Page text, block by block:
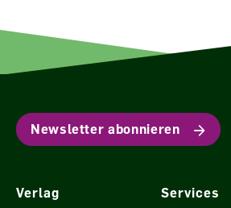
Newsletter abonnieren
Verlag
Services